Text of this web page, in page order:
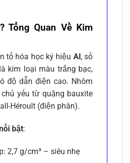
Tổng Quan Về Kim
tố hóa học ký hiệu Al, số
kim loại màu trắng bạc,
độ dẫn điện cao. Nhôm
yếu từ quặng bauxite
Héroult (điện phân).
bật:
2,7 g/cm³ – siêu nhẹ